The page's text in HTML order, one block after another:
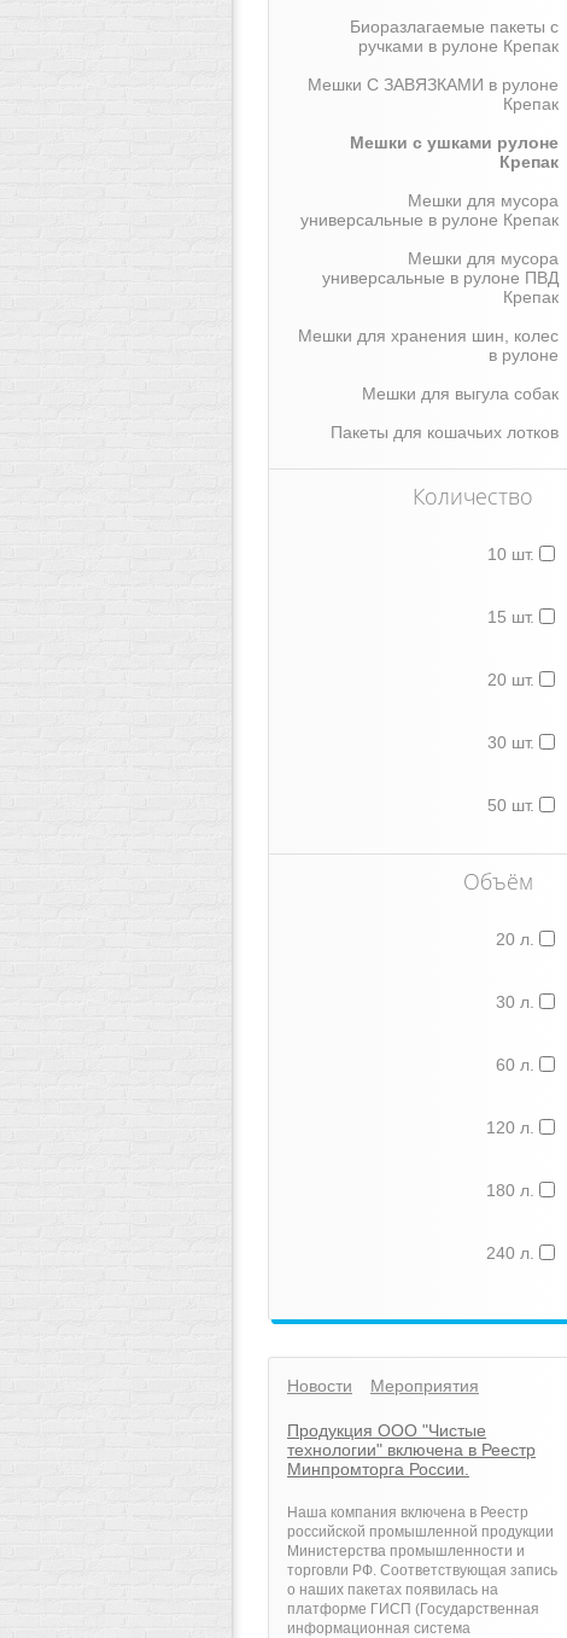
Биоразлагаемые пакеты с
ручками в рулоне Крепак
Мешки С ЗАВЯЗКАМИ в рулоне
Крепак
Мешки с ушками рулоне
Крепак
Мешки для мусора
универсальные в рулоне Крепак
Мешки для мусора
универсальные в рулоне ПВД
Крепак
Мешки для хранения шин, колес
в рулоне
Мешки для выгула собак
Пакеты для кошачьих лотков
Количество
10 шт.
15 шт.
20 шт.
30 шт.
50 шт.
Объём
20 л.
30 л.
60 л.
120 л.
180 л.
240 л.
Новости Мероприятия
Продукция ООО "Чистые
технологии" включена в Реестр
Минпромторга России.
Наша компания включена в Реестр
российской промышленной продукции
Министерства промышленности и
торговли РФ. Соответствующая запись
о наших пакетах появилась на
платформе ГИСП (Государственная
информационная система